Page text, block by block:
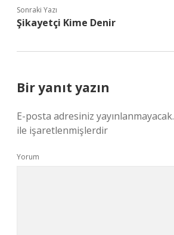
Sonraki Yazı
Şikayetçi Kime Denir
Bir yanıt yazın
E-posta adresiniz yayınlanmayacak.
ile işaretlenmişlerdir
Yorum